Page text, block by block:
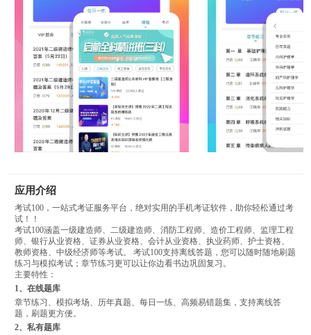
应用介绍
考试100，一站式考证服务平台，绝对实用的手机考证软件，助你轻松通过考
试！！
考试100涵盖一级建造师、二级建造师、消防工程师、造价工程师、监理工程
师、银行从业资格、证券从业资格、会计从业资格、执业药师、护士资格、
教师资格、中级经济师等考试。 考试100支持离线答题，您可以随时随地刷题
练习与模拟考试；章节练习更可以让你边看书边巩固复习。
主要特性：
1、在线题库
章节练习、模拟考场、历年真题、每日一练、高频易错题集，支持离线答
题，刷题更方便。
2、私有题库